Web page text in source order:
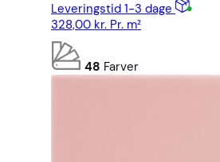
Leveringstid 1-3 dage
328,00 kr. Pr. m²
48 Farver